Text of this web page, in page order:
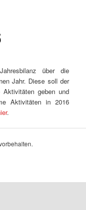
über die
Jahr. Diese soll der
Aktivitäten geben und
Aktivitäten in 2016
.